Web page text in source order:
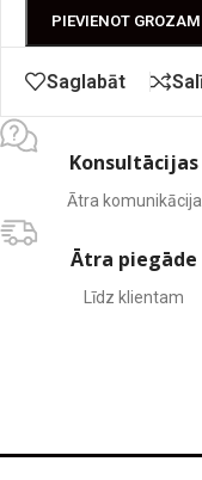
PIEVIENOT GROZAM
Saglabāt
Konsultācijas
Ātra komunikācija
Ātra piegāde
Līdz klientam